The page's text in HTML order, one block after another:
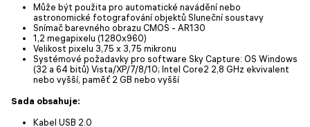
Může být použita pro automatické navádění nebo
astronomické fotografování objektů Sluneční soustavy
Snímač barevného obrazu CMOS - AR130
1,2 megapixelu (1280x960)
Velikost pixelu 3,75 x 3,75 mikronu
Systémové požadavky pro software Sky Capture: OS Windows
(32 a 64 bitů) Vista/XP/7/8/10; Intel Core2 2,8 GHz ekvivalent
nebo vyšší, paměť 2 GB nebo vyšší
Sada obsahuje:
Kabel USB 2.0